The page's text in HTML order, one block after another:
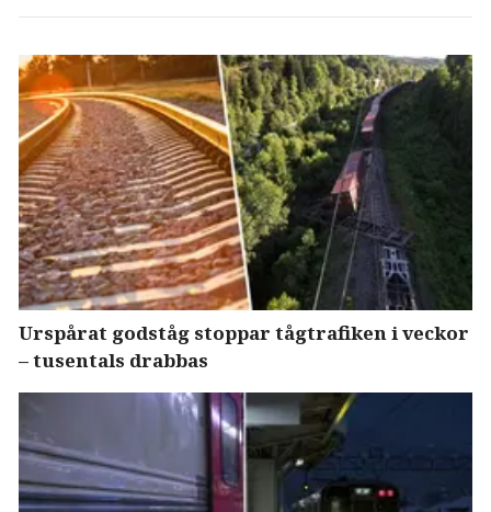
Urspårat godståg stoppar tågtrafiken i veckor
– tusentals drabbas